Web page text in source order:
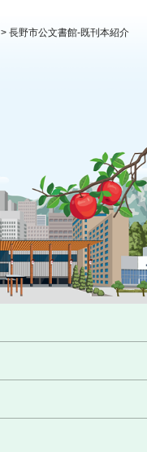
> 長野市公文書館-既刊本紹介